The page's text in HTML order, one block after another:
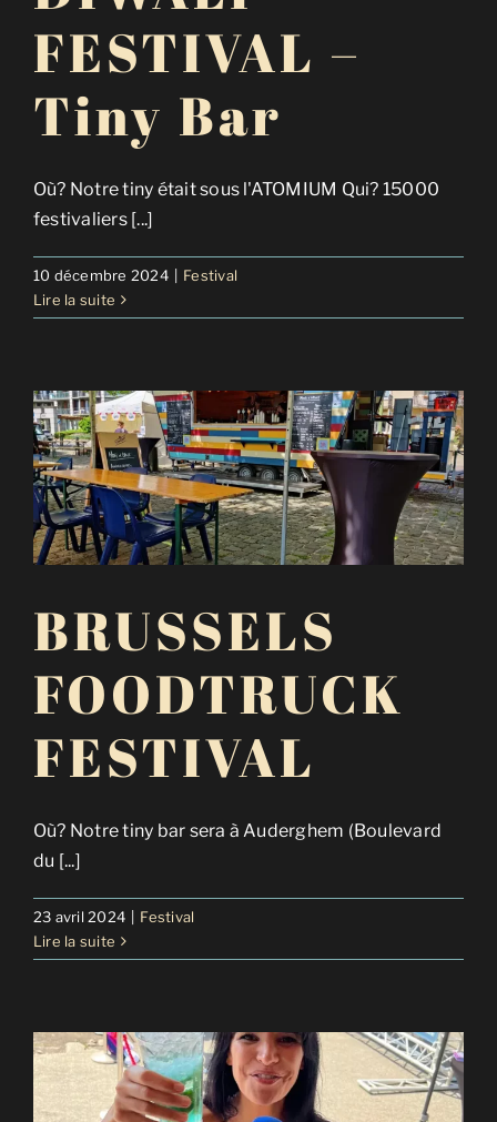
FESTIVAL –
Tiny Bar
Où? Notre tiny était sous l'ATOMIUM Qui? 15000
festivaliers [...]
10 décembre 2024
Festival
Lire la suite
BRUSSELS
FOODTRUCK
FESTIVAL
Où? Notre tiny bar sera à Auderghem (Boulevard
du [...]
23 avril 2024
Festival
Lire la suite